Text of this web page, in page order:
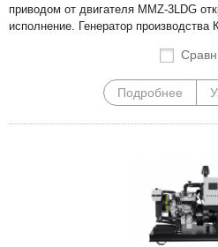
приводом от двигателя MMZ-3LDG
исполнение. Генератор производства
Подробнее